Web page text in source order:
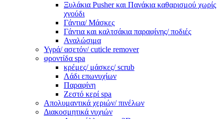
Ξυλάκια Pusher και Πανάκια καθαρισμού χωρίς
χνούδι
Γάντια/ Μάσκες
Γάντια και καλτσάκια παραφίνης/ ποδιές
Αναλώσιμα
Υγρά/ ασετόν/ cuticle remover
φροντίδα spa
κρέμες/ μάσκες/ scrub
Λάδι επωνυχίων
Παραφίνη
Ζεστό κερί spa
Απολυμαντικά χεριών/ πινέλων
Διακοσμητικά νυχιών